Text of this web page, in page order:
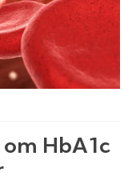
HbA1c